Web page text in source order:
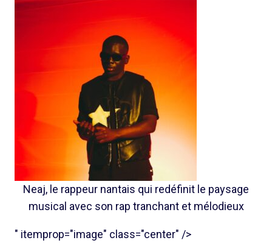
Neaj, le rappeur nantais qui redéfinit le paysage
musical avec son rap tranchant et mélodieux
" itemprop="image" class="center" />